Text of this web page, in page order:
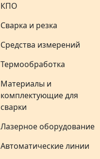
КПО
Сварка и резка
Средства измерений
Термообработка
Материалы и
комплектующие для
сварки
Лазерное оборудование
Автоматические линии